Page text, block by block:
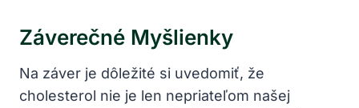
Záverečné Myšlienky
Na záver je dôležité si uvedomiť, že
cholesterol nie je len nepriateľom našej